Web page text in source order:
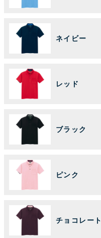
ネイビー
レッド
ブラック
ピンク
チョコレート